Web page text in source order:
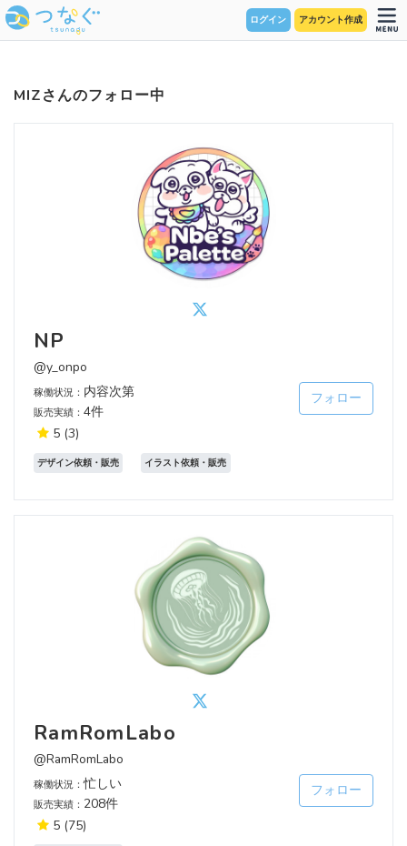
ログイン アカウント作成
MIZさんのフォロー中
NP
@y_onpo
稼働状況： 内容次第
販売実績： 4件
5 (3)
フォロー
デザイン依頼・販売 イラスト依頼・販売
RamRomLabo
@RamRomLabo
稼働状況：忙しい
販売実績： 208件
5 (75)
フォロー